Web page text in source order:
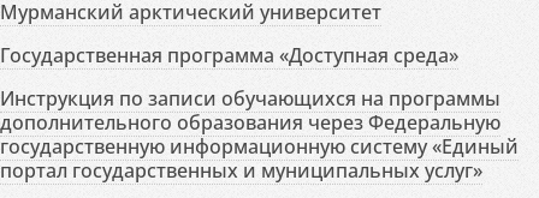
Мурманский арктический университет
Государственная программа «Доступная среда»
Инструкция по записи обучающихся на программы
дополнительного образования через Федеральную
государственную информационную систему «Единый
портал государственных и муниципальных услуг»